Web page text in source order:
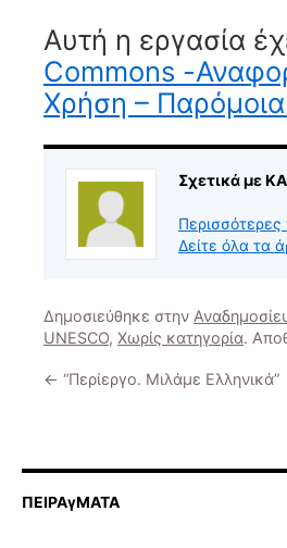
Αυτή η εργασία
Commons -
Χρήση –
Σχετικά με
Περισσότερες
Δείτε όλα τα
Δημοσιεύθηκε στην
UNESCO, Χωρίς κατηγορία.
← “Περίεργο. Μιλάμε Ελληνικά”
ΠΕΙΡΑγΜΑΤΑ